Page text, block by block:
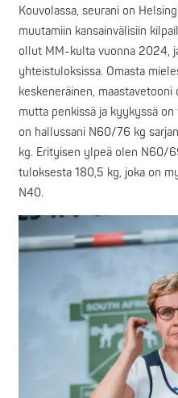
Kouvolassa, seurani on
muutamiin kansainvälisiin
ollut MM-kulta vuonna 2024,
yhteistuloksissa. Omasta
keskeneräinen,
mutta penkissä ja kyykyssä
on hallussani N60/76 kg
kg. Erityisen ylpeä olen N60/
tuloksesta 180,5 kg, joka on
N40.